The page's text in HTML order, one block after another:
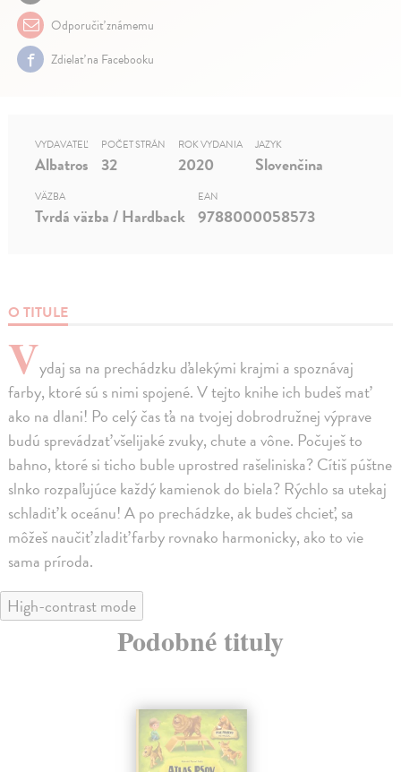
Odporučiť známemu
Zdielať na Facebooku
O TITULE
Vydaj sa na prechádzku ďalekými krajmi a spoznávaj
farby, ktoré sú s nimi spojené. V tejto knihe ich budeš mať
ako na dlani! Po celý čas ťa na tvojej dobrodružnej výprave
budú sprevádzať všelijaké zvuky, chute a vône. Počuješ to
bahno, ktoré si ticho buble uprostred rašeliniska? Cítiš púštne
slnko rozpaľujúce každý kamienok do biela? Rýchlo sa utekaj
schladiť k oceánu! A po prechádzke, ak budeš chcieť, sa
môžeš naučiť zladiť farby rovnako harmonicky, ako to vie
sama príroda.
VYDAVATEĽ
Albatros
POČET STRÁN
32
ROK VYDANIA
2020
JAZYK
Slovenčina
VÄZBA
Tvrdá väzba / Hardback
EAN
9788000058573
High-contrast mode
Podobné tituly